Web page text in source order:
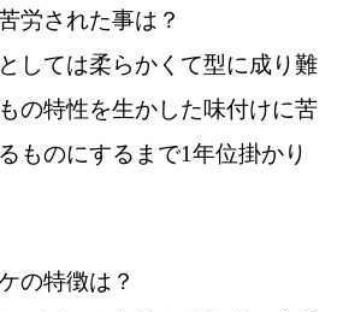
労された事は？
しては柔らかくて型に成り難
の特性を生かした味付けに苦
ものにするまで1年位掛かり
の特徴は？